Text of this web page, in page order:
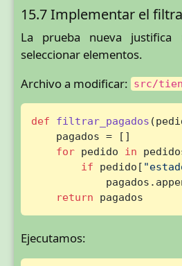
15.7 Implementar el
La prueba nueva
seleccionar elementos.
Archivo a modificar: src/
def filtrar_pagados (
    pagados = []
for pedido in
if pedido[
return pagados
Ejecutamos: